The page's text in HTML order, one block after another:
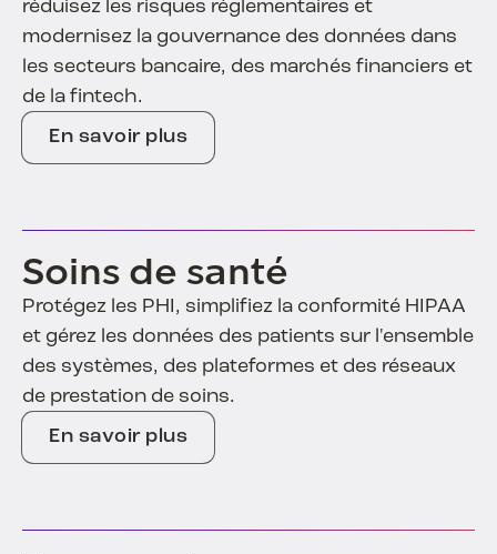
réduisez les risques réglementaires et
modernisez la gouvernance des données dans
les secteurs bancaire, des marchés financiers et
de la fintech.
En savoir plus
Soins de santé
Protégez les PHI, simplifiez la conformité HIPAA
et gérez les données des patients sur l'ensemble
des systèmes, des plateformes et des réseaux
de prestation de soins.
En savoir plus